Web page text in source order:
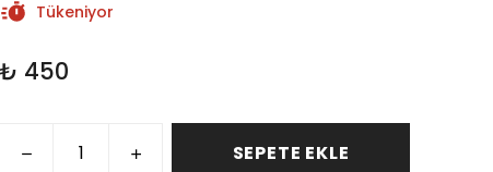
Tükeniyor
₺ 450
SEPETE EKLE